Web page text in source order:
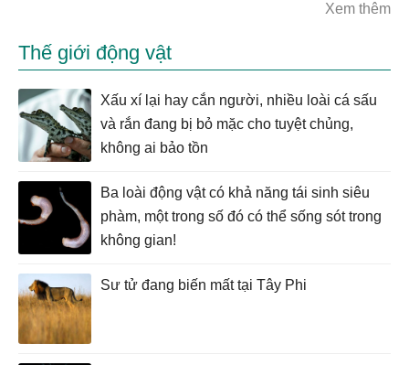
Xem thêm
Thế giới động vật
Xấu xí lại hay cắn người, nhiều loài cá sấu
và rắn đang bị bỏ mặc cho tuyệt chủng,
không ai bảo tồn
Ba loài động vật có khả năng tái sinh siêu
phàm, một trong số đó có thể sống sót trong
không gian!
Sư tử đang biến mất tại Tây Phi